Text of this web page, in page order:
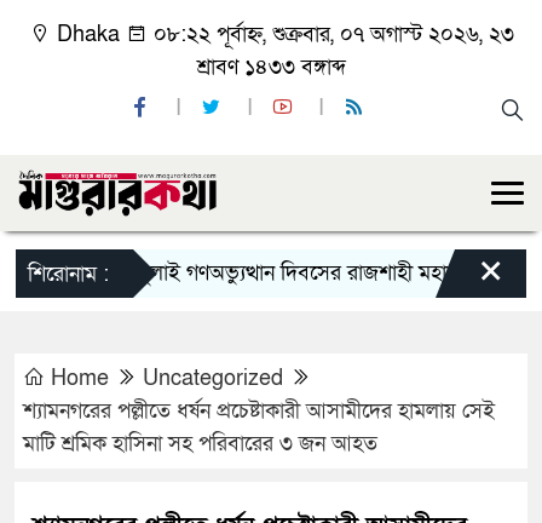
Dhaka
০৮:২২ পূর্বাহ্ন, শুক্রবার, ০৭ অগাস্ট ২০২৬, ২৩
শ্রাবণ ১৪৩৩ বঙ্গাব্দ
শিরোনাম :জুলাই গণঅভ্যুত্থান দিবসের রাজশাহী মহানগর বিএনপির
×
Home
Uncategorized
শ্যামনগরের পল্লীতে ধর্ষন প্রচেষ্টাকারী আসামীদের হামলায় সেই
মাটি শ্রমিক হাসিনা সহ পরিবারের ৩ জন আহত